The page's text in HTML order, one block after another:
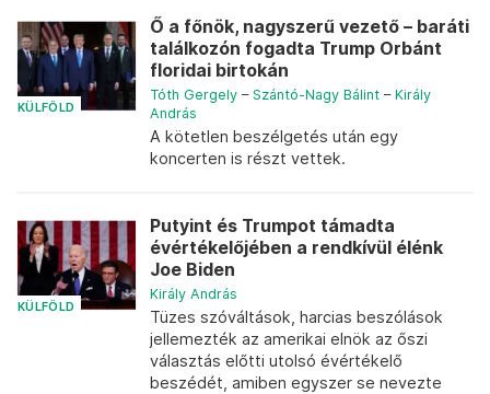
KÜLFÖLD
Ő a főnök, nagyszerű vezető – baráti
találkozón fogadta Trump Orbánt
floridai birtokán
Tóth Gergely – Szántó-Nagy Bálint – Király
András
A kötetlen beszélgetés után egy
koncerten is részt vettek.
KÜLFÖLD
Putyint és Trumpot támadta
évértékelőjében a rendkívül élénk
Joe Biden
Király András
Tüzes szóváltások, harcias beszólások
jellemezték az amerikai elnök az őszi
választás előtti utolsó évértékelő
beszédét, amiben egyszer se nevezte